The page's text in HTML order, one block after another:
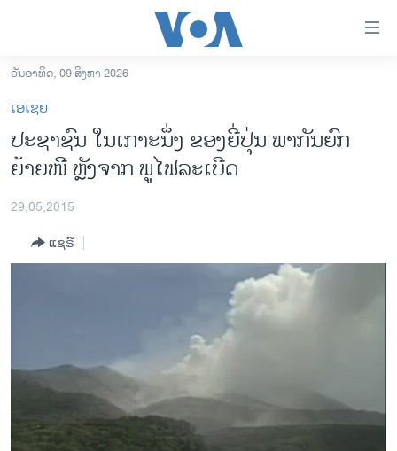
ເຂົ້າ
ຫາ
ຂ້າມ
ຂ້າມ
ຫາ
ອາເມຣິກາ
ການເລືອກຕັ້ງ ປະທານາທີບໍດີ ສະຫະລັດ 2024
ຂ່າວ​ຈີນ
ໂລກ
ຊຸມຊົນຊາວລາວ
ວິທະຍາສາດ-ເທັກໂນໂລຈີ
ທຸລະກິດ
ວັນອາທິດ, 09 ສິງຫາ 2026
ເອເຊຍ
ປະຊາຊົນ ໃນເກາະນຶ່ງ ຂອງຍີ່ປຸ່ນ ພາກັນຍົກ
ຍ້າຍໜີ ຫຼັງຈາກ ພູໄຟລະເບີດ
29,05,2015
ແຊຣ໌